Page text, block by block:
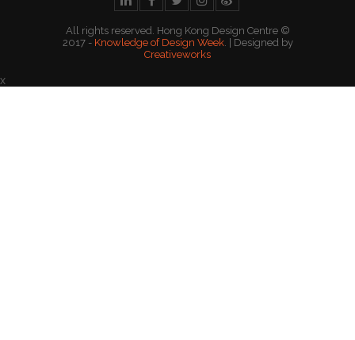
All rights reserved. Hong Kong Design Centre ©
2017 - Knowledge of Design Week. | Designed by
Creativeworks
x